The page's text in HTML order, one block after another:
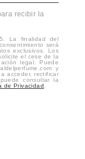
recibir la
La finalidad del
será
exclusivos. Los
el cese de la
legal. Puede
y
acceder, rectificar
consultar la
de Privacidad